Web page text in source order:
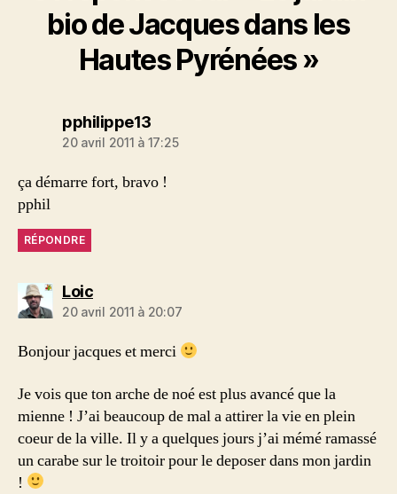
bio de Jacques dans les
Hautes Pyrénées »
pphilippe13dit :
20 avril 2011 à 17:25
ça démarre fort, bravo !
pphil
RÉPONDRE
Loicdit :
20 avril 2011 à 20:07
Bonjour jacques et merci
Je vois que ton arche de noé est plus avancé que la
mienne ! J’ai beaucoup de mal a attirer la vie en plein
coeur de la ville. Il y a quelques jours j’ai mémé ramassé
un carabe sur le troitoir pour le deposer dans mon jardin
!